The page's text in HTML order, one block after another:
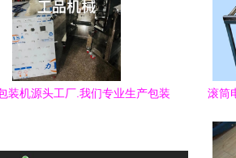
装机源头工厂.我们专业生产包装
滚筒